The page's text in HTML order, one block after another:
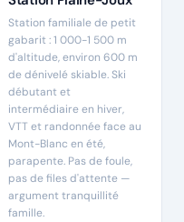
Station familiale de petit
gabarit : 1 000-1 500 m
d'altitude, environ 600 m
de dénivelé skiable. Ski
débutant et
intermédiaire en hiver,
VTT et randonnée face au
Mont-Blanc en été,
parapente. Pas de foule,
pas de files d'attente —
argument tranquillité
famille.